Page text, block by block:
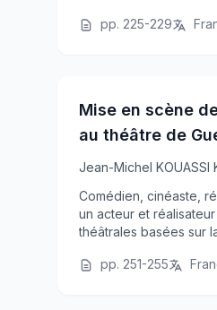
pp. 225-229
Mise en scène
au théâtre de
Jean-Michel KOUASSI
Comédien, cinéaste,
un acteur et
théâtrales basées sur
pp. 251-255